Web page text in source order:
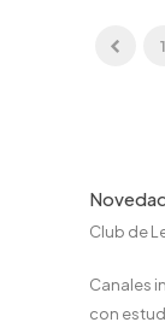
1
Club de
Canales
con